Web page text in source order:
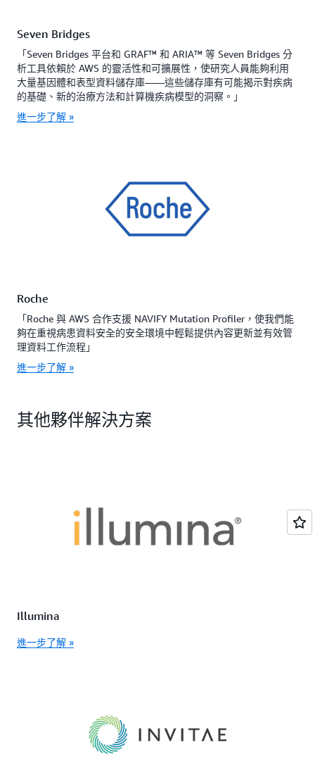
Seven Bridges
「Seven Bridges 平台和 GRAF™ 和 ARIA™ 等 Seven Bridges 分
析工具依賴於 AWS 的靈活性和可擴展性，使研究人員能夠利用
大量基因體和表型資料儲存庫——這些儲存庫有可能揭示對疾病
的基礎、新的治療方法和計算機疾病模型的洞察。」
進一步了解 »
Roche
「Roche 與 AWS 合作支援 NAVIFY Mutation Profiler，使我們能
夠在重視病患資料安全的安全環境中輕鬆提供內容更新並有效管
理資料工作流程」
進一步了解 »
其他夥伴解決方案
Illumina
進一步了解 »